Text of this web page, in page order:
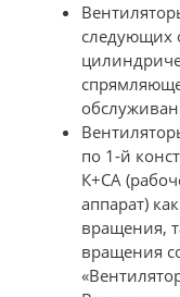
следующих
по 1-й
К+СА
аппарат)
вращения,
вращения